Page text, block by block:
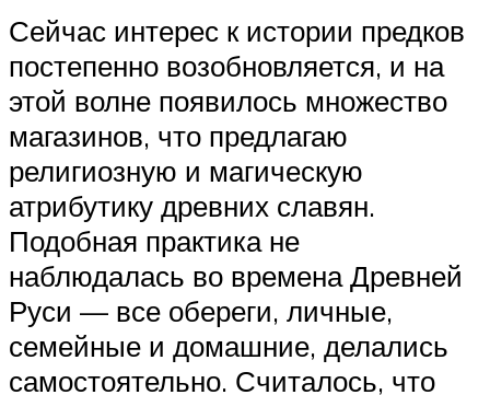
Сейчас интерес к истории предков
постепенно возобновляется, и на
этой волне появилось множество
магазинов, что предлагаю
религиозную и магическую
атрибутику древних славян.
Подобная практика не
наблюдалась во времена Древней
Руси — все обереги, личные,
семейные и домашние, делались
самостоятельно. Считалось, что